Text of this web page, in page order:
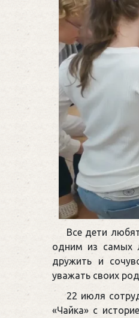
Все дети
одним из самых
дружить и
уважать своих
22 июля
«Чайка» с